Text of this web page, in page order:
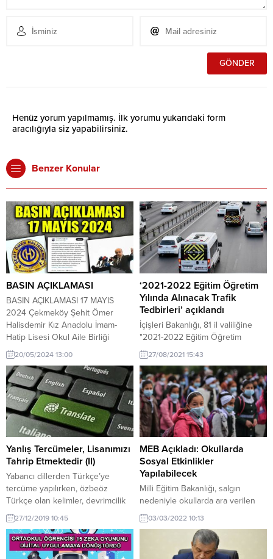
Henüz yorum yapılmamış. İlk yorumu yukarıdaki form
aracılığıyla siz yapabilirsiniz.
Benzer Konular
BASIN AÇIKLAMASI
BASIN AÇIKLAMASI 17 MAYIS
2024 Çekmeköy Şehit Ömer
Halisdemir Kız Anadolu İmam-
Hatip Lisesi Okul Aile Birliği
olarak okul yönetiminin özellikle
okulumuzun akademik başarısının
yukarıya ivme kazandığı zamanda
Hürriyet Eğitim Sendikası
tarafından sosyal medya
üzerinden okulumuza yönelik
başlatılan algı operasyonları ve
linç girişimlerine karşı basın
açıklamamızıdır. Öncelikle şunun
bilinmesini isteriz: Açıklama...
20/05/2024 13:00
‘2021-2022 Eğitim Öğretim
Yılında Alınacak Trafik
Tedbirleri’ açıklandı
İçişleri Bakanlığı, 81 il valiliğine
"2021-2022 Eğitim Öğretim
Yılında Alınacak Trafik Tedbirleri"
konulu genelge gönderdi.
27/08/2021 15:43
Yanlış Tercümeler, Lisanımızı
Tahrip Etmektedir (II)
Yabancı dillerden Türkçe’ye
tercüme yapılırken, özbeöz
Türkçe olan kelimler, devrimcilik
veya moda gerekçesiyle kasten
kullanılmamış, bunların yerine ya
Batı menşeli kelimeler aynen
muhafaza edilmiş, ya da
27/12/2019 10:45
MEB Açıkladı: Okullarda
Sosyal Etkinlikler
Yapılabilecek
Milli Eğitim Bakanlığı, salgın
nedeniyle okullarda ara verilen
sosyal etkinliklerin belirlenen
kural ve esaslara göre
yapılabileceğini duyurdu. Milli
Eğitim Bakanlığı, sosyal
03/03/2022 10:13